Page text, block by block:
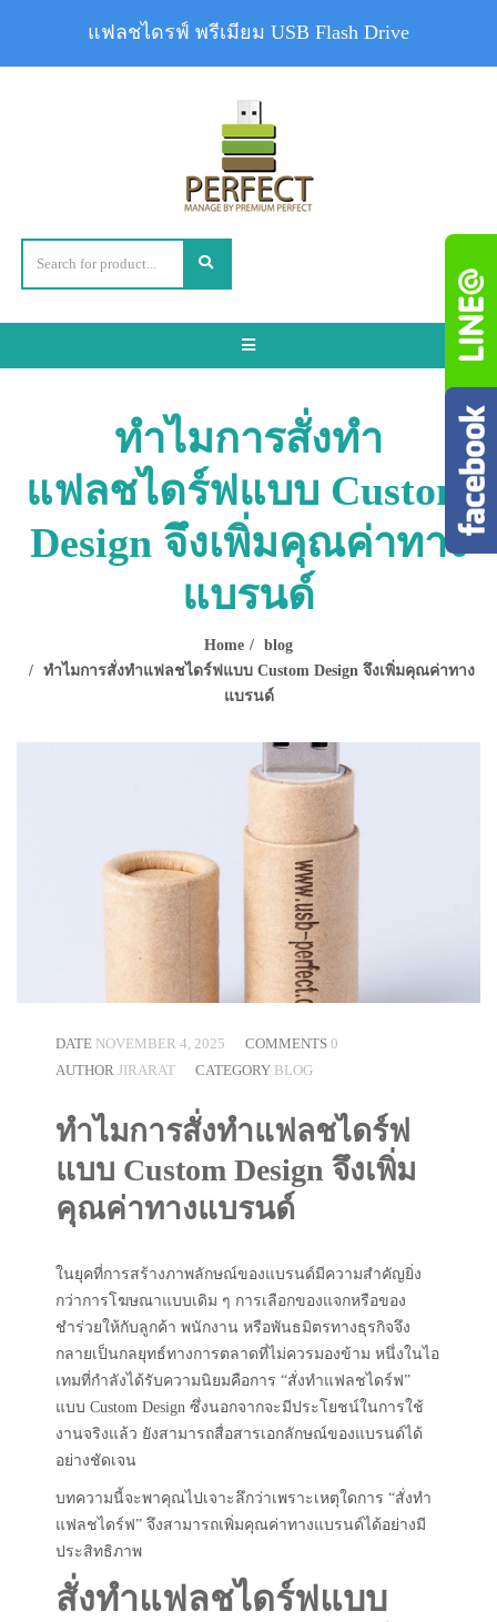
Toggle
ทำไมการสั่งทำ
แฟลชไดร์ฟแบบ Custom
Design จึงเพิ่มคุณค่าทาง
แบรนด์
Home
blog
ทำไมการสั่งทำแฟลชไดร์ฟแบบ Custom Design จึงเพิ่มคุณค่าทาง
แบรนด์
DATE NOVEMBER 4, 2025 COMMENTS 0
AUTHOR JIRARAT CATEGORY BLOG
ทำไมการสั่งทำแฟลชไดร์ฟ
แบบ Custom Design จึงเพิ่ม
คุณค่าทางแบรนด์
ในยุคที่การสร้างภาพลักษณ์ของแบรนด์มีความสำคัญยิ่ง
กว่าการโฆษณาแบบเดิม ๆ การเลือกของแจกหรือของ
ชำร่วยให้กับลูกค้า พนักงาน หรือพันธมิตรทางธุรกิจจึง
กลายเป็นกลยุทธ์ทางการตลาดที่ไม่ควรมองข้าม หนึ่งในไอ
เทมที่กำลังได้รับความนิยมคือการ “สั่งทำแฟลชไดร์ฟ”
แบบ Custom Design ซึ่งนอกจากจะมีประโยชน์ในการใช้
งานจริงแล้ว ยังสามารถสื่อสารเอกลักษณ์ของแบรนด์ได้
อย่างชัดเจน
บทความนี้จะพาคุณไปเจาะลึกว่าเพราะเหตุใดการ “สั่งทำ
แฟลชไดร์ฟ” จึงสามารถเพิ่มคุณค่าทางแบรนด์ได้อย่างมี
ประสิทธิภาพ
สั่งทำแฟลชไดร์ฟแบบ
แฟลชไดรฟ์ พรีเมียม USB Flash Drive